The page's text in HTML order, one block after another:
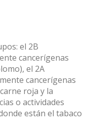
: el 2B
cancerígenas
el 2A
cancerígenas
carne roja y la
o actividades
están el tabaco